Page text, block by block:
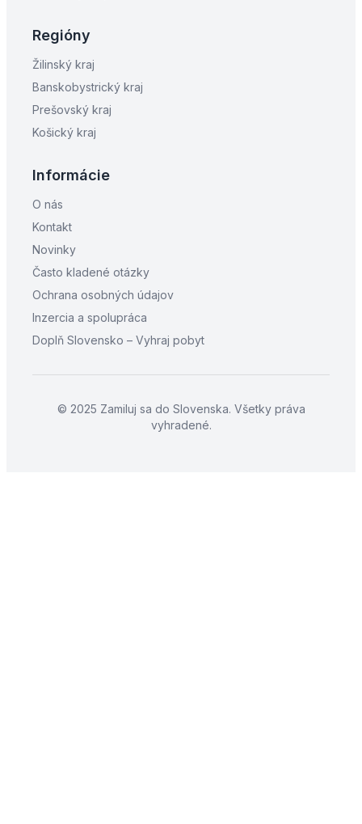
Regióny
Žilinský kraj
Banskobystrický kraj
Prešovský kraj
Košický kraj
Informácie
O nás
Kontakt
Novinky
Často kladené otázky
Ochrana osobných údajov
Inzercia a spolupráca
Doplň Slovensko – Vyhraj pobyt
© 2025 Zamiluj sa do Slovenska. Všetky práva
vyhradené.